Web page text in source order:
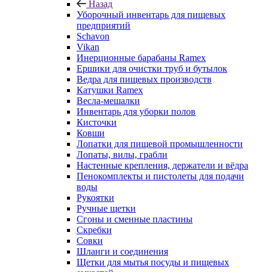
Назад
Уборочный инвентарь для пищевых
предприятий
Schavon
Vikan
Инерционные барабаны Ramex
Ершики для очистки труб и бутылок
Ведра для пищевых производств
Катушки Ramex
Весла-мешалки
Инвентарь для уборки полов
Кисточки
Ковши
Лопатки для пищевой промышленности
Лопаты, вилы, грабли
Настенные крепления, держатели и вёдра
Пенокомплекты и пистолеты для подачи
воды
Рукоятки
Ручные щетки
Сгоны и сменные пластины
Скребки
Совки
Шланги и соединения
Щетки для мытья посуды и пищевых